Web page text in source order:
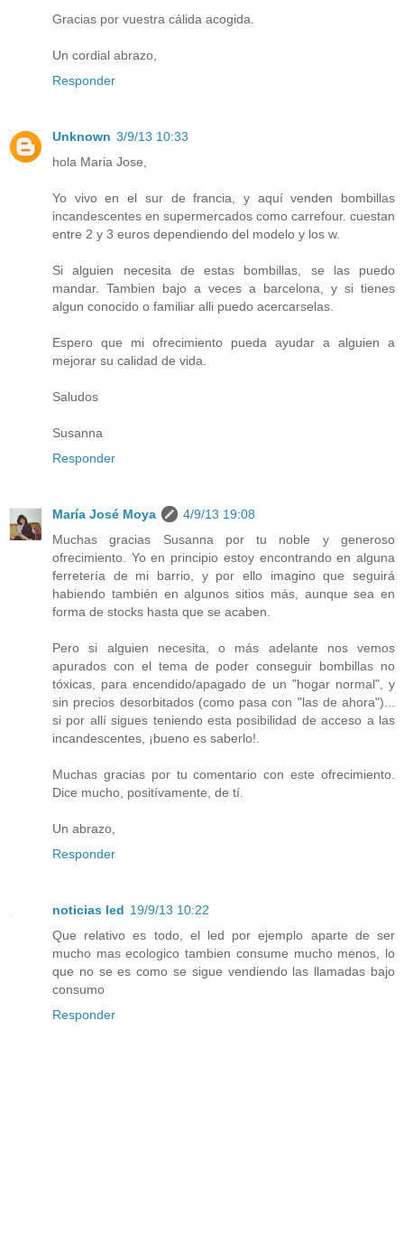
Gracias por vuestra cálida acogida.
Un cordial abrazo,
Responder
Unknown 3/9/13 10:33
hola Maria Jose,
Yo vivo en el sur de francia, y aquí venden bombillas
incandescentes en supermercados como carrefour. cuestan
entre 2 y 3 euros dependiendo del modelo y los w.
Si alguien necesita de estas bombillas, se las puedo
mandar. Tambien bajo a veces a barcelona, y si tienes
algun conocido o familiar alli puedo acercarselas.
Espero que mi ofrecimiento pueda ayudar a alguien a
mejorar su calidad de vida.
Saludos
Susanna
Responder
María José Moya
4/9/13 19:08
Muchas gracias Susanna por tu noble y generoso
ofrecimiento. Yo en principio estoy encontrando en alguna
ferretería de mi barrio, y por ello imagino que seguirá
habiendo también en algunos sitios más, aunque sea en
forma de stocks hasta que se acaben.
Pero si alguien necesita, o más adelante nos vemos
apurados con el tema de poder conseguir bombillas no
tóxicas, para encendido/apagado de un "hogar normal", y
sin precios desorbitados (como pasa con "las de ahora")...
si por allí sigues teniendo esta posibilidad de acceso a las
incandescentes, ¡bueno es saberlo!.
Muchas gracias por tu comentario con este ofrecimiento.
Dice mucho, positívamente, de tí.
Un abrazo,
Responder
noticias led 19/9/13 10:22
Que relativo es todo, el led por ejemplo aparte de ser
mucho mas ecologico tambien consume mucho menos, lo
que no se es como se sigue vendiendo las llamadas bajo
consumo
Responder